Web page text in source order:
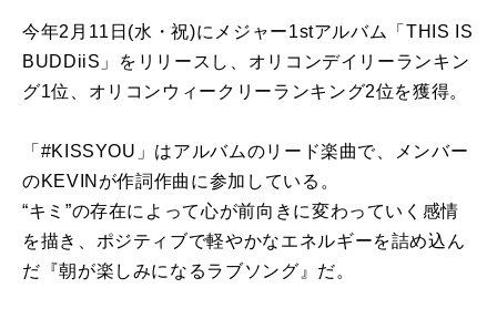
今年2月11日(水・祝)にメジャー1stアルバム「THIS IS
BUDDiiS」をリリースし、オリコンデイリーランキン
グ1位、オリコンウィークリーランキング2位を獲得。
「#KISSYOU」はアルバムのリード楽曲で、メンバー
のKEVINが作詞作曲に参加している。
“キミ”の存在によって心が前向きに変わっていく感情
を描き、ポジティブで軽やかなエネルギーを詰め込ん
だ『朝が楽しみになるラブソング』だ。